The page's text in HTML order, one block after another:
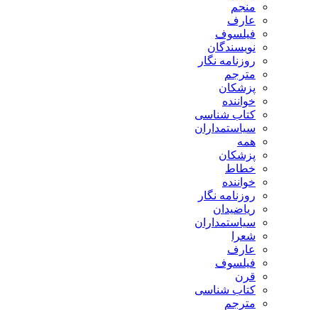
منجم
عارف
فیلسوف
نویسندگان
روزنامه نگار
مترجم
پزشکان
خواننده
کتاب شناسی
سیاستمداران
همه
پزشکان
خطاط
خواننده
روزنامه نگار
ریاضیدان
سیاستمداران
شعرا
عارف
فیلسوف
قرن
کتاب شناسی
مترجم